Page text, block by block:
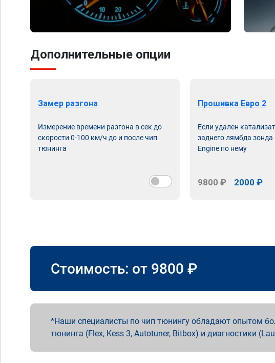
Дополнительные опции
Замер разгона
Измерение времени разгона в сек до
скорости 0-100 км/ч до и после чип
тюнинга
Прошивка Евро 2
Если удален
заднего лямбда
Engine по нему
9800 ₽ 2000 ₽
Стоимость: от 9800 ₽
Наши специалисты по чип тюнингу обладают опытом
тюнинга (Flex, Kess 3, Autotuner, Bitbox) и диагностики